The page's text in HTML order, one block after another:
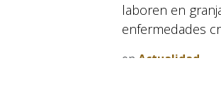
laboren en
enfermedades
en Actualidad
© 2026 Suyapa Medios.